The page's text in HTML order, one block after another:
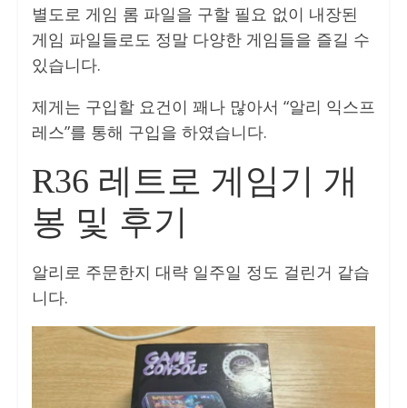
별도로 게임 롬 파일을 구할 필요 없이 내장된
게임 파일들로도 정말 다양한 게임들을 즐길 수
있습니다.
제게는 구입할 요건이 꽤나 많아서 “알리 익스프
레스”를 통해 구입을 하였습니다.
R36 레트로 게임기 개
봉 및 후기
알리로 주문한지 대략 일주일 정도 걸린거 같습
니다.